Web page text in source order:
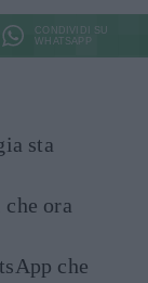
CONDIVIDI SU
WHATSAPP
sta
ora
che